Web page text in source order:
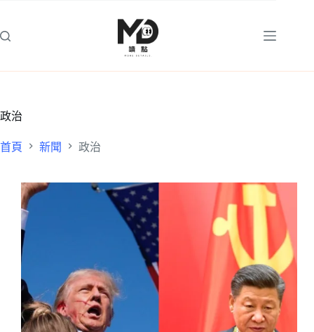
主
政治
首頁 新聞 政治